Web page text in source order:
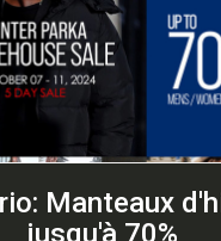
Manteaux
jusqu'à 70%